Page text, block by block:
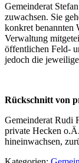
Gemeinderat
zuwachsen. Sie
konkret benannten
Verwaltung
öffentlichen Feld-
jedoch die
Rückschnitt von
Gemeinderat Rudi
private Hecken
hineinwachsen,